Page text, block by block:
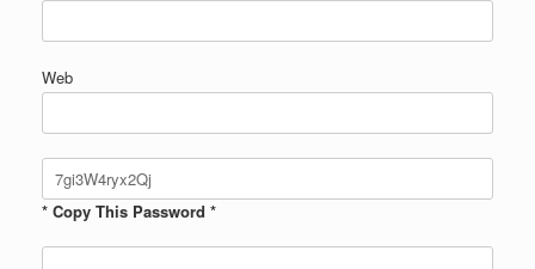
Web
* Copy This Password *